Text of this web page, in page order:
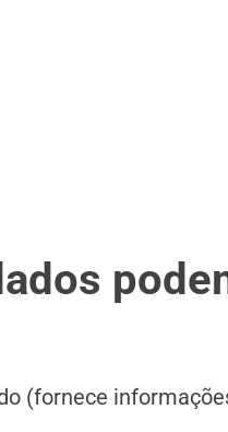
(fornece